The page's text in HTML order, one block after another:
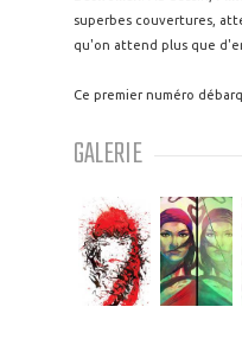
superbes couvertures,
qu'on attend plus que
Ce premier numéro
GALERIE